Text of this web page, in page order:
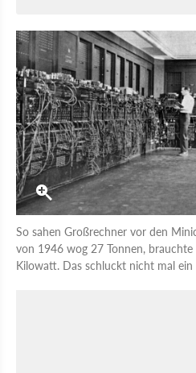
So sahen Großrechner vor den
von 1946 wog 27 Tonnen,
Kilowatt. Das schluckt nicht mal